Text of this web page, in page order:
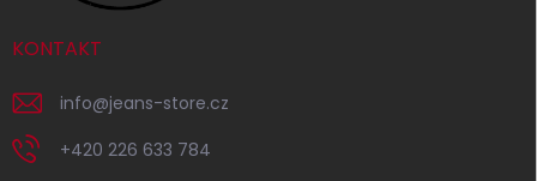
KONTAKT
info@jeans-store.cz
+420 226 633 784